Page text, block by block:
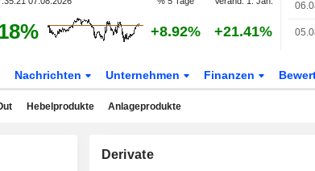
+8.92% +21.41%
Nachrichten Unternehmen Finanzen
Hebelprodukte Anlageprodukte
Derivate